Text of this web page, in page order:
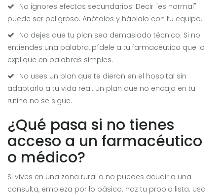
No ignores efectos secundarios. Decir "es normal"
puede ser peligroso. Anótalos y háblalo con tu equipo.
No dejes que tu plan sea demasiado técnico. Si no
entiendes una palabra, pídele a tu farmacéutico que lo
explique en palabras simples.
No uses un plan que te dieron en el hospital sin
adaptarlo a tu vida real. Un plan que no encaja en tu
rutina no se sigue.
¿Qué pasa si no tienes
acceso a un farmacéutico
o médico?
Si vives en una zona rural o no puedes acudir a una
consulta, empieza por lo básico: haz tu propia lista. Usa